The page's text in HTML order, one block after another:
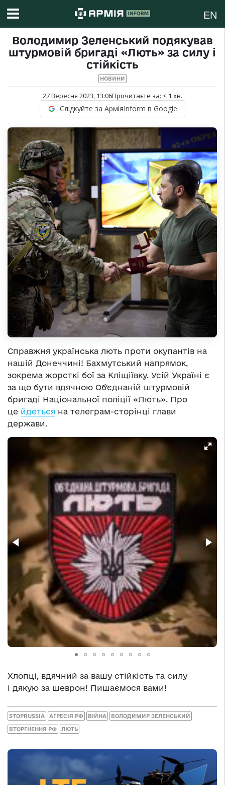
EN
Володимир Зеленський подякував
штурмовій бригаді «Лють» за силу і
стійкість
НОВИНИ
27 Вересня 2023, 13:06Прочитаєте за: < 1 хв.
Слідкуйте за АрміяInform в Google
Справжня українська лють проти окупантів на
нашій Донеччині! Бахмутський напрямок,
зокрема жорсткі бої за Кліщіївку. Усій Україні є
за що бути вдячною Обʼєднаній штурмовій
бригаді Національної поліції «Лють». Про
це йдеться на телеграм-сторінці глави
держави.
Хлопці, вдячний за вашу стійкість та силу
і дякую за шеврон! Пишаємося вами!
STOPRUSSIA АГРЕСІЯ РФ ВІЙНА ВОЛОДИМИР ЗЕЛЕНСЬКИЙ
ВТОРГНЕННЯ РФ ЛЮТЬ